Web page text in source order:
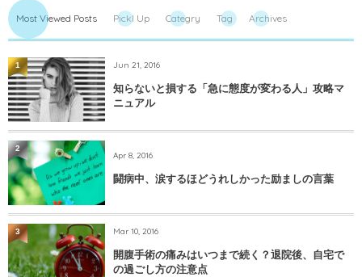
Most Viewed Posts PickI Up Categry Tag Archives
Jun 21, 2016
知らないと損する「急に態度が変わる人」攻略マ
ニュアル
1
Apr 8, 2016
闘病中、涙するほどうれしかった励ましの言葉
2
Mar 10, 2016
開腹手術の痛みはいつまで続く？退院後、自宅で
の過ごし方の注意点
3